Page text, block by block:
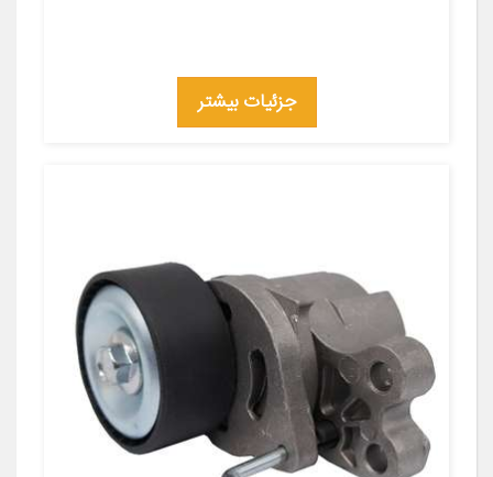
جزئیات بیشتر